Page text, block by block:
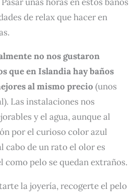
de relax que hacer en
no nos gustaron
que en Islandia hay baños
al mismo precio (unos
Las instalaciones nos
y el agua, aunque al
por el curioso color azul
cabo de un rato el olor es
pelo se quedan extraños.
la joyería, recogerte el pelo